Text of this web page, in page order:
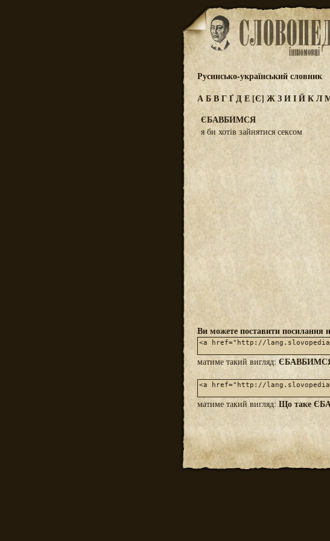
Русинсько-український словник
АБВГҐДЕ[Є] ЖЗИІЙКЛ
ЄБАВБИМСЯ
я би хотів зайнятися сексом
Ви можете поставити посилання
матиме такий вигляд:
матиме такий вигляд:Що таке